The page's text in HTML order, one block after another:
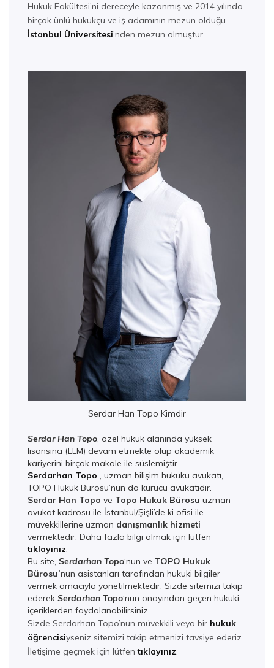
Hukuk Fakültesi’ni dereceyle kazanmış ve 2014 yılında
birçok ünlü hukukçu ve iş adamının mezun olduğu
İstanbul Üniversitesi’nden mezun olmuştur.
Serdar Han Topo Kimdir
Serdar Han Topo, özel hukuk alanında yüksek
lisansına (LLM) devam etmekte olup akademik
kariyerini birçok makale ile süslemiştir.
Serdarhan Topo , uzman bilişim hukuku avukatı,
TOPO Hukuk Bürosu’nun da kurucu avukatıdır.
Serdar Han Topo ve Topo Hukuk Bürosu uzman
avukat kadrosu ile İstanbul/Şişli’de ki ofisi ile
müvekkillerine uzman danışmanlık hizmeti
vermektedir. Daha fazla bilgi almak için lütfen
tıklayınız.
Bu site, Serdarhan Topo‘nun ve TOPO Hukuk
Bürosu’nun asistanları tarafından hukuki bilgiler
vermek amacıyla yönetilmektedir. Sizde sitemizi takip
ederek Serdarhan Topo‘nun onayından geçen hukuki
içeriklerden faydalanabilirsiniz.
Sizde Serdarhan Topo’nun müvekkili veya bir hukuk
öğrencisiyseniz sitemizi takip etmenizi tavsiye ederiz.
İletişime geçmek için lütfentıklayınız.